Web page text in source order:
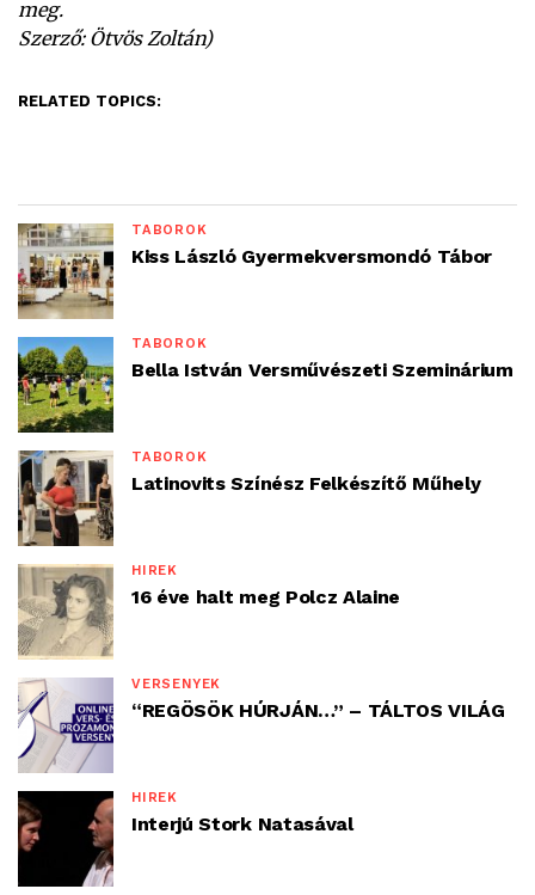
meg.
Szerző: Ötvös Zoltán)
RELATED TOPICS:
TÁBOROK
Kiss László Gyermekversmondó Tábor
TÁBOROK
Bella István Versművészeti Szeminárium
TÁBOROK
Latinovits Színész Felkészítő Műhely
HÍREK
16 éve halt meg Polcz Alaine
VERSENYEK
“REGÖSÖK HÚRJÁN…” – TÁLTOS VILÁG
HÍREK
Interjú Stork Natasával